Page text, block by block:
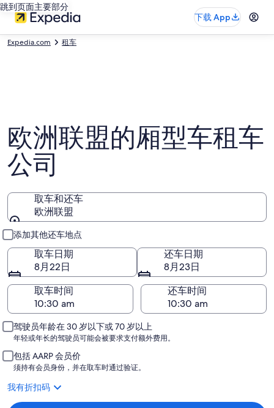
跳到页面主要部分
下载 App
Expedia.com 租车
欧洲联盟的厢型车租车
公司
取车和还车
欧洲联盟
取车和还车
添加其他还车地点
取车日期
8月22日
还车日期
8月23日
取车时间
还车时间
驾驶员年龄在 30 岁以下或 70 岁以上
年轻或年长的驾驶员可能会被要求支付额外费用。
包括 AARP 会员价
须持有会员身份，并在取车时通过验证。
我有折扣码